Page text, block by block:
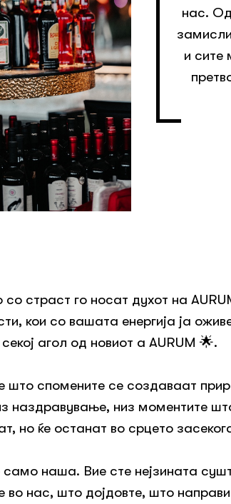
нас. Од
и сите
страст го носат духот на
кои со вашата енергија ја
агол од новиот a AURUM 🌟.
што спомените се создаваат
наздравување, низ моментите
но ќе останат во срцето
наша. Вие сте нејзината
во нас, што дојдовте, што